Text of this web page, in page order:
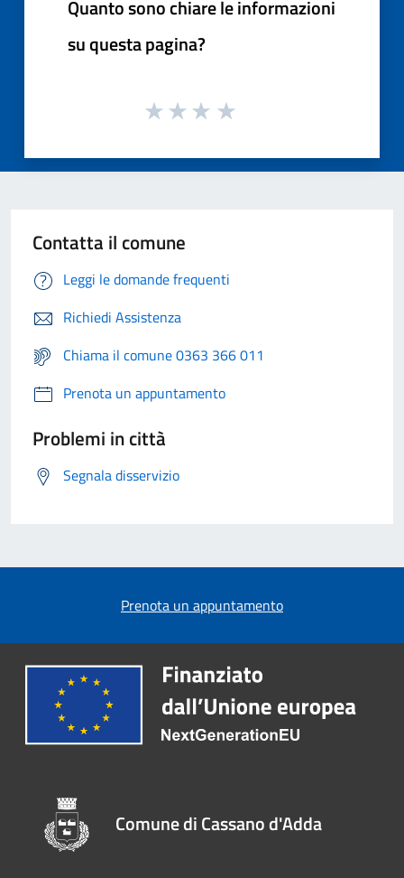
Quanto sono chiare le informazioni
su questa pagina?
Contatta il comune
Leggi le domande frequenti
Richiedi Assistenza
Chiama il comune 0363 366 011
Prenota un appuntamento
Problemi in città
Segnala disservizio
Prenota un appuntamento
Comune di Cassano d'Adda